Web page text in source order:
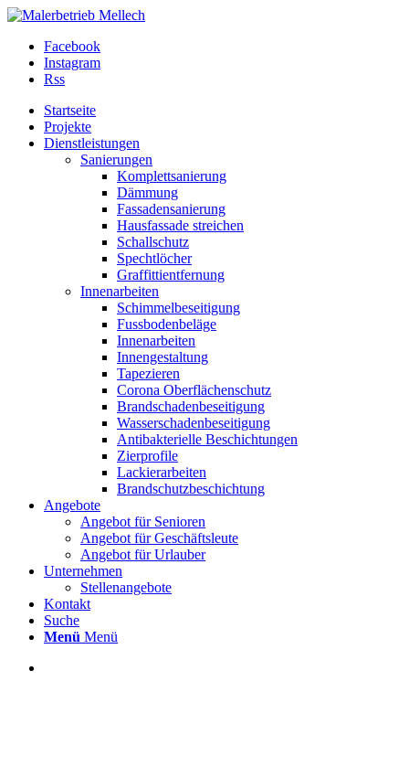
Facebook
Instagram
Rss
Startseite
Projekte
Dienstleistungen
Sanierungen
Komplettsanierung
Dämmung
Fassadensanierung
Hausfassade streichen
Schallschutz
Spechtlöcher
Graffittientfernung
Innenarbeiten
Schimmelbeseitigung
Fussbodenbeläge
Innenarbeiten
Innengestaltung
Tapezieren
Corona Oberflächenschutz
Brandschadenbeseitigung
Wasserschadenbeseitigung
Antibakterielle Beschichtungen
Zierprofile
Lackierarbeiten
Brandschutzbeschichtung
Angebote
Angebot für Senioren
Angebot für Geschäftsleute
Angebot für Urlauber
Unternehmen
Stellenangebote
Kontakt
Suche
Menü Menü